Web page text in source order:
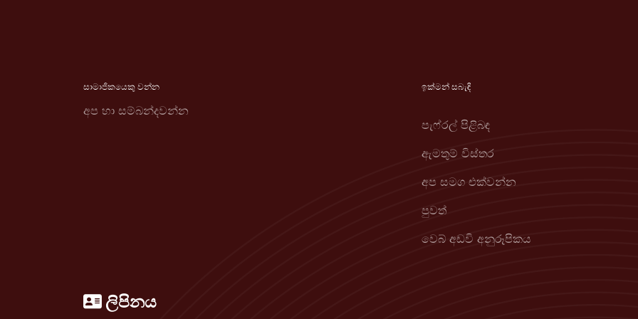
සාමාජිකයෙකු වන්න
අප හා සම්බන්දවන්න
ඉක්මන් සබැඳි
පැෆ්රල් පිළිබඳ
ඇමතුම් විස්තර
අප සමග එක්වන්න
පුවත්
වෙබ් අඩවි අනුරූපිකය
ලිපිනය